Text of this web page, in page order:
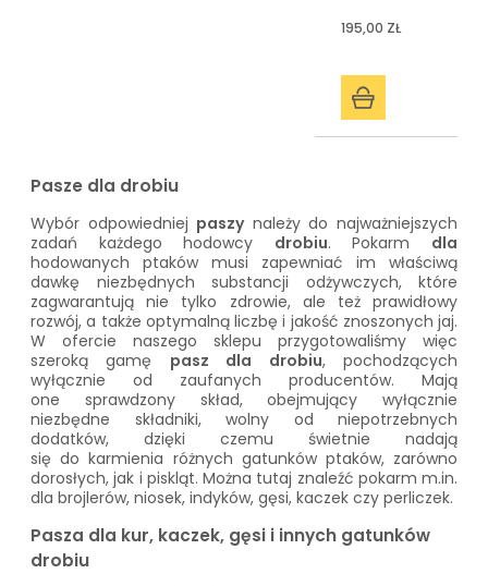
195,00 ZŁ
Pasze dla drobiu
Wybór odpowiedniej paszynależy do najważniejszych
zadań każdego hodowcy drobiu. Pokarm dla
hodowanych ptaków musi zapewniać im właściwą
dawkę niezbędnych substancji odżywczych, które
zagwarantują nie tylko zdrowie, ale też prawidłowy
rozwój, a także optymalną liczbę i jakość znoszonych jaj.
W ofercie naszego sklepu przygotowaliśmy więc
szeroką gamę pasz dla drobiu, pochodzących
wyłącznie od zaufanych producentów. Mają
one sprawdzony skład, obejmujący wyłącznie
niezbędne składniki, wolny od niepotrzebnych
dodatków, dzięki czemu świetnie nadają
się do karmienia różnych gatunków ptaków, zarówno
dorosłych, jak i piskląt. Można tutaj znaleźć pokarm m.in.
dla brojlerów, niosek, indyków, gęsi, kaczek czy perliczek.
Pasza dla kur, kaczek, gęsi i innych gatunków
drobiu